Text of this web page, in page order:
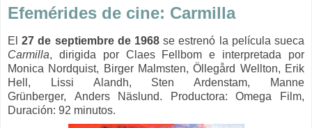
Efemérides de cine: Carmilla
El 27 de septiembre de 1968 se estrenó la película sueca
Carmilla, dirigida por Claes Fellbom e interpretada por
Monica Nordquist, Birger Malmsten, Öllegård Wellton, Erik
Hell,
Lissi Alandh, Sten Ardenstam,
Manne
Grünberger, Anders Näslund. Productora:Omega Film,
Duración: 92 minutos.